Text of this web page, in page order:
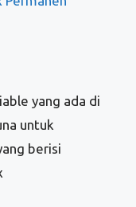
yang ada di
untuk
berisi